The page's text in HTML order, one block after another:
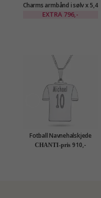
Charms armbånd i sølv x 5,4
mm
EXTRA 796,-
Fotball Navnehalskjede
med anheng i sølv - My
Letter
CHANTI-pris 910,-